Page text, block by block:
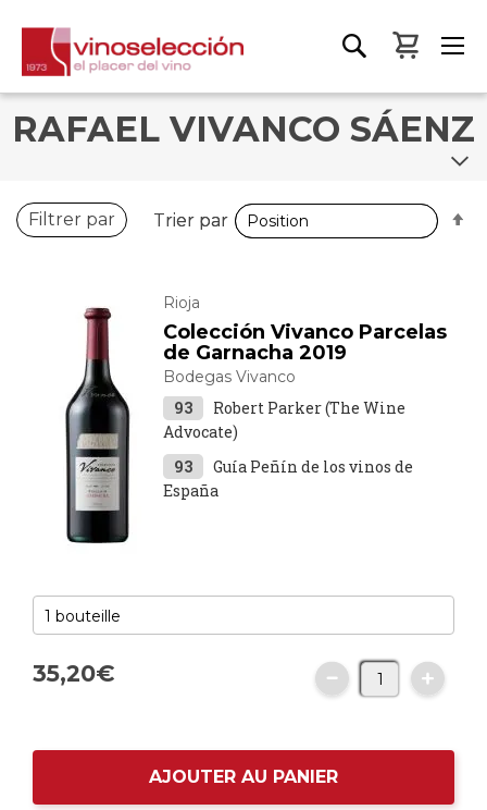
Mon
RAFAEL VIVANCO SÁENZ
Rioja
Colección Vivanco Parcelas
de Garnacha 2019
Bodegas Vivanco
93
Robert Parker (The Wine
Advocate)
93
Guía Peñín de los vinos de
España
35,20€
AJOUTER AU PANIER
Filtrer par Trier par
Trier par